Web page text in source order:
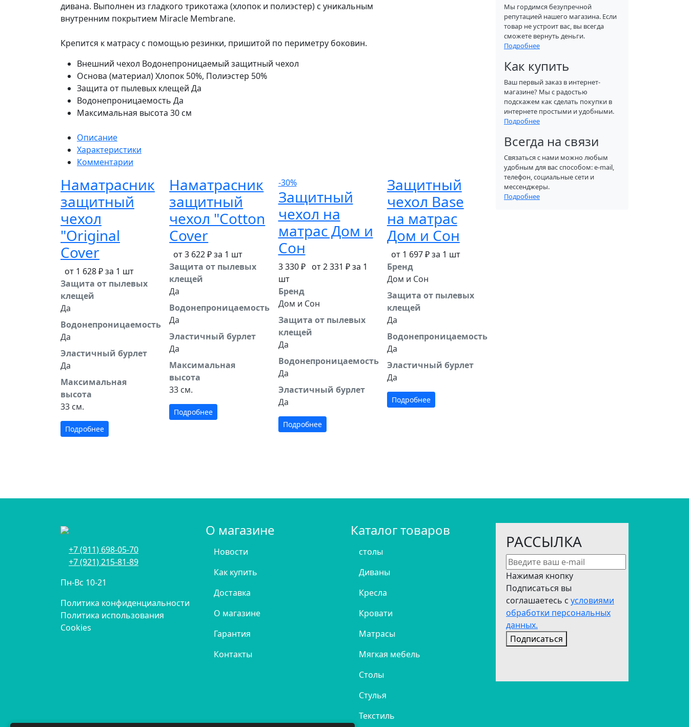
дивана. Выполнен из гладкого трикотажа (хлопок и полиэстер) с уникальным
внутренним покрытием Miracle Membrane.
Крепится к матрасу с помощью резинки, пришитой по периметру боковин.
Внешний чехол Водонепроницаемый защитный чехол
Основа (материал)Хлопок 50%, Полиэстер 50%
Защита от пылевых клещей Да
Водонепроницаемость Да
Максимальная высота 30 см
Описание
Характеристики
Комментарии
Наматрасник
защитный
чехол
"Original
Cover
от 1 628 ₽ за 1 шт
Защита от пылевых
клещей
Да
Водонепроницаемость
Да
Эластичный бурлет
Да
Максимальная
высота
33 см.
Подробнее
Наматрасник
защитный
чехол "Cotton
Cover
от 3 622 ₽ за 1 шт
Защита от пылевых
клещей
Да
Водонепроницаемость
Да
Эластичный бурлет
Да
Максимальная
высота
33 см.
Подробнее
-30%
Защитный
чехол на
матрас Дом и
Сон
3 330 ₽ от 2 331 ₽ за 1
шт
Бренд
Дом и Сон
Защита от пылевых
клещей
Да
Водонепроницаемость
Да
Эластичный бурлет
Да
Подробнее
Защитный
чехол Base
на матрас
Дом и Сон
от 1 697 ₽ за 1 шт
Бренд
Дом и Сон
Защита от пылевых
клещей
Да
Водонепроницаемость
Да
Эластичный бурлет
Да
Подробнее
Мы гордимся безупречной
репутацией нашего магазина. Если
товар не устроит вас, вы всегда
сможете вернуть деньги.
Подробнее
Как купить
Ваш первый заказ в интернет-
магазине? Мы с радостью
подскажем как сделать покупки в
интернете простыми и удобными.
Подробнее
Всегда на связи
Связаться с нами можно любым
удобным для вас способом: e-mail,
телефон, социальные сети и
мессенджеры.
Подробнее
О магазине
Новости
Как купить
Доставка
О магазине
Гарантия
Контакты
Каталог товаров
столы
Диваны
Кресла
Кровати
Матрасы
Мягкая мебель
Столы
Стулья
Текстиль
РАССЫЛКА
Нажимая кнопку
Подписаться вы
соглашаетесь с условиями
обработки персональных
данных.
Подписаться
+7 (911) 698-05-70
+7 (921) 215-81-89
Пн-Вс 10-21
Политика конфиденциальности
Политика использования
Cookies